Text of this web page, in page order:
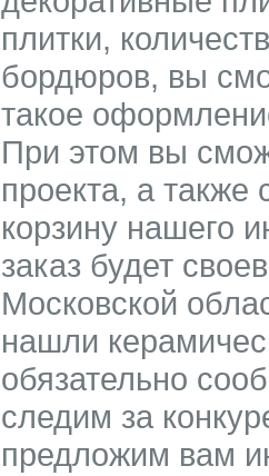
плитки,
бордюров, вы
такое
При этом вы
проекта, а также
корзину нашего
заказ будет
Московской
нашли
обязательно
следим за
предложим вам